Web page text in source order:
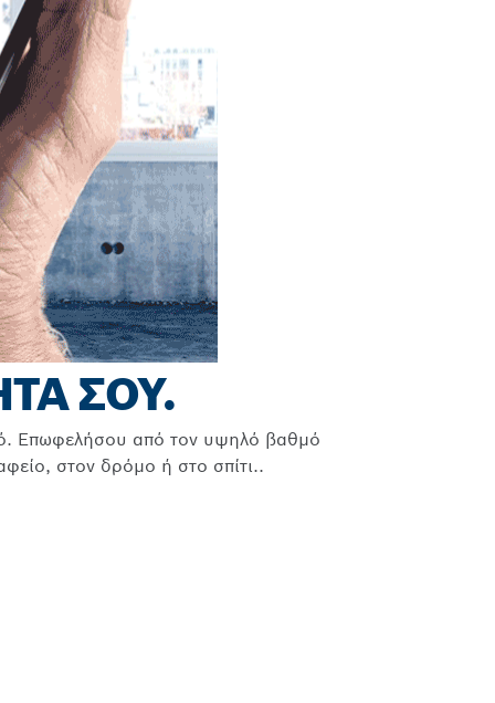
ΣΟΥ.
Επωφελήσου από τον υψηλό βαθμό
στον δρόμο ή στο σπίτι..